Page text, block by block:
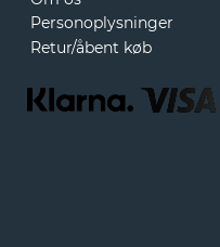
Personoplysninger
Retur/åbent køb